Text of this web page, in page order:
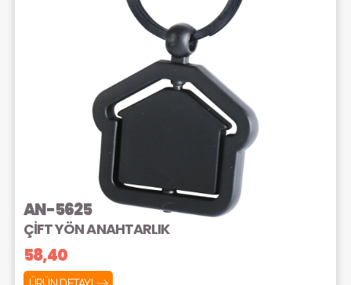
AN-5625
ÇİFT YÖN ANAHTARLIK
58,40